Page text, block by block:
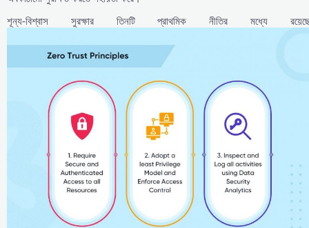
শূন্য-বিশ্বাস সুরক্ষার তিনটি প্রাথমিক নীতির মধ্যে